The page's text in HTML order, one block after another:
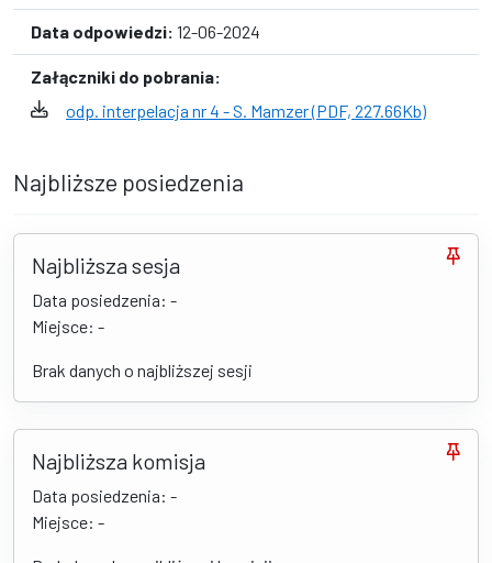
Data odpowiedzi: 12-06-2024
Załączniki do pobrania:
odp. interpelacja nr 4 - S. Mamzer (PDF, 227.66Kb)
Najbliższe posiedzenia
Najbliższa sesja
Data posiedzenia: -
Miejsce: -
Brak danych o najbliższej sesji
Najbliższa komisja
Data posiedzenia: -
Miejsce: -